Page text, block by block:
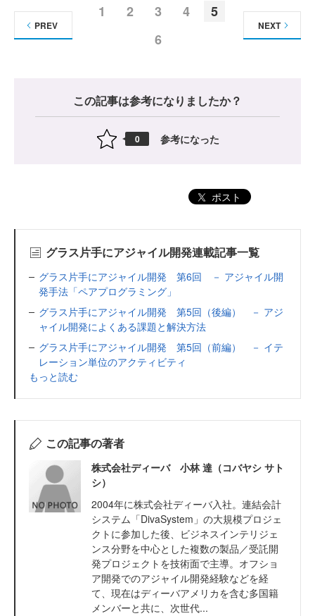
1 2 3 4
5
6
PREV NEXT
この記事は参考になりましたか？
0 参考になった
ポスト
グラス片手にアジャイル開発連載記事一覧
グラス片手にアジャイル開発 第6回 － アジャイル開
発手法「ペアプログラミング」
グラス片手にアジャイル開発 第5回（後編） － アジ
ャイル開発によくある課題と解決方法
グラス片手にアジャイル開発 第5回（前編） － イテ
レーション単位のアクティビティ
もっと読む
この記事の著者
株式会社ディーバ 小林 達（コバヤシ サト
シ）
2004年に株式会社ディーバ入社。連結会計
システム「DivaSystem」の大規模プロジェ
クトに参加した後、ビジネスインテリジェ
ンス分野を中心とした複数の製品／受託開
発プロジェクトを技術面で主導。オフショ
ア開発でのアジャイル開発経験などを経
て、現在はディーバアメリカを含む多国籍
メンバーと共に、次世代...